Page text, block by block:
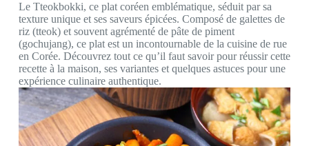
Le Tteokbokki, ce plat coréen emblématique, séduit par sa
texture unique et ses saveurs épicées. Composé de galettes de
riz (tteok) et souvent agrémenté de pâte de piment
(gochujang), ce plat est un incontournable de la cuisine de rue
en Corée. Découvrez tout ce qu’il faut savoir pour réussir cette
recette à la maison, ses variantes et quelques astuces pour une
expérience culinaire authentique.